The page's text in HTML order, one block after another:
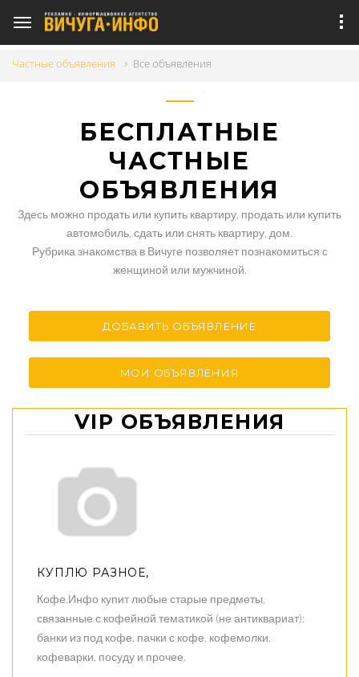
Частные объявления Все объявления
БЕСПЛАТНЫЕ
ЧАСТНЫЕ
ОБЪЯВЛЕНИЯ
Здесь можно продать или купить квартиру, продать или купить
автомобиль, сдать или снять квартиру, дом.
Рубрика знакомства в Вичуге позволяет познакомиться с
женщиной или мужчиной.
ДОБАВИТЬ ОБЪЯВЛЕНИЕ
МОИ ОБЪЯВЛЕНИЯ
VIP ОБЪЯВЛЕНИЯ
КУПЛЮ РАЗНОЕ,
Кофе.Инфо купит любые старые предметы,
связанные с кофейной тематикой (не антиквариат):
банки из под кофе, пачки с кофе, кофемолки,
кофеварки, посуду и прочее.